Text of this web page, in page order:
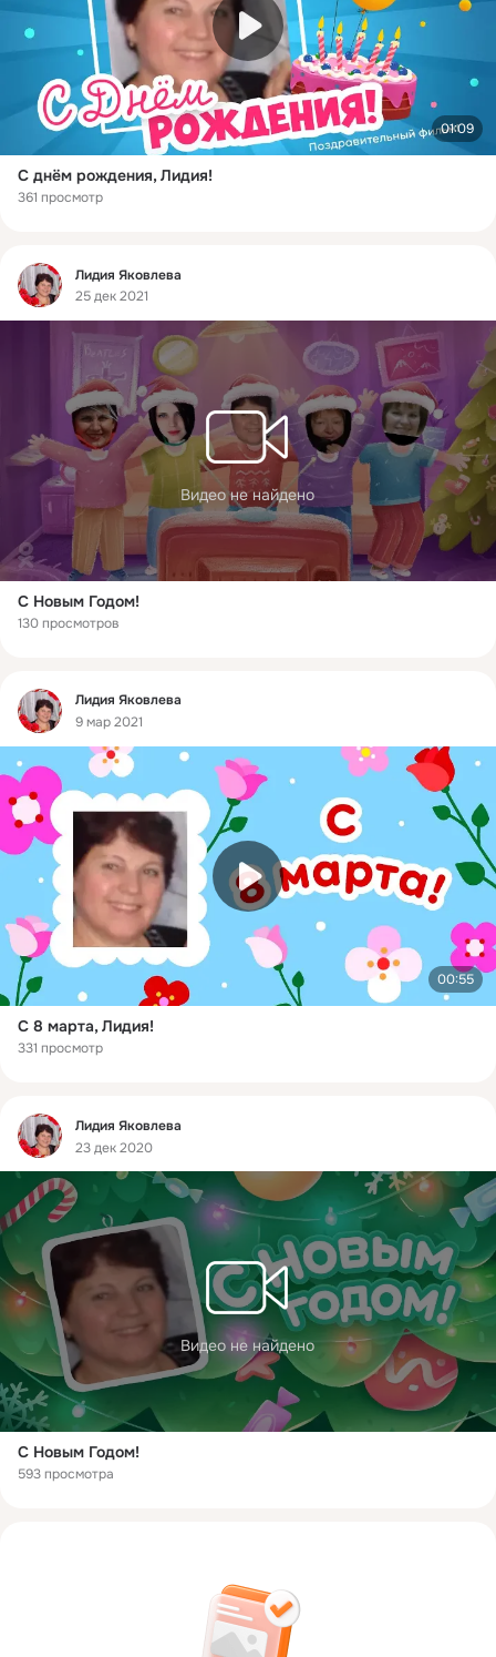
01:09
С днём рождения, Лидия!
361 просмотр
Фид
Лидия Яковлева
25 дек 2021
Видео не найдено
С Новым Годом!
130 просмотров
Фид
Лидия Яковлева
9 мар 2021
00:55
С 8 марта, Лидия!
331 просмотр
Фид
Лидия Яковлева
23 дек 2020
Видео не найдено
С Новым Годом!
593 просмотра